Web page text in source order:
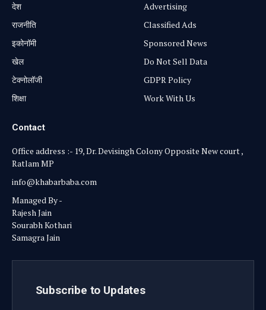
⁠देश
राजनीति
⁠इकोनॉमी
खेल
टेक्नोलॉजी
शिक्षा
Advertising
Classified Ads
Sponsored News
Do Not Sell Data
GDPR Policy
Work With Us
Contact
Office address :- 19, Dr. Devisingh Colony Opposite New court ,
Ratlam MP
info@khabarbaba.com
Managed By -
Rajesh Jain
Sourabh Kothari
Samagra Jain
Subscribe to Updates